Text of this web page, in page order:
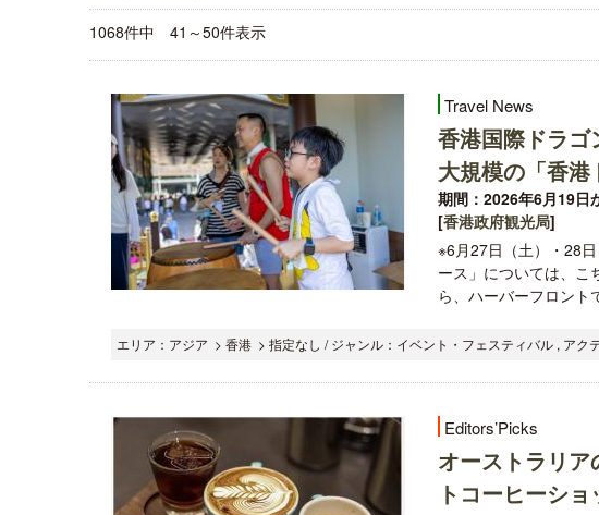
1068件中 41～50件表示
Travel News
香港国際ドラ
大規模の「香
期間：2026年6月19日
[香港政府観光局]
※6月27日（土）・28
ース」については、
ら、ハーバーフロント
エリア：アジア > 香港 > 指定なし / ジャンル：イベント・フェスティバル , アク
Editors’Picks
オーストラリ
トコーヒーシ
ロサンゼルス観